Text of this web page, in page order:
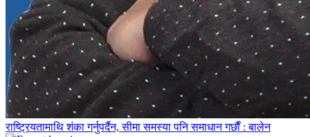
राष्ट्रियतामाथि शंका गर्नुपर्दैन, सीमा समस्या पनि समाधान गर्छौं : बालेन